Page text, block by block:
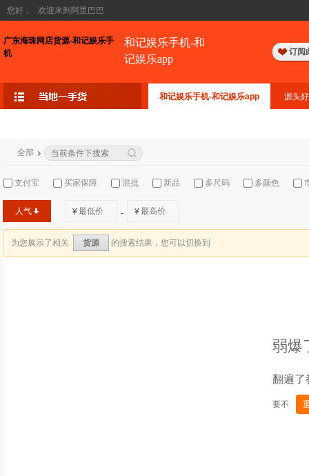
您好， 欢迎来到阿里巴巴
广东海珠网店货源-和记娱乐手
机
和记娱乐手机-和
记娱乐app
订阅
和记娱乐手机-和记娱乐app 源头
全部
支付宝 买家保障 混批 新品 多尺码 多颜色
人气 ¥ - ¥
为您展示了相关 货源 的搜索结果，您可以切换到
弱爆
翻遍了
要不